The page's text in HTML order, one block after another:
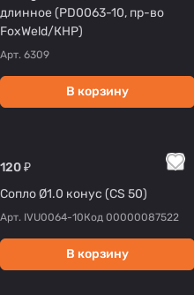
длинное (PD0063-10, пр-во
FoxWeld/КНР)
Арт. 6309
В корзину
120 ₽
Сопло Ø1.0 конус (CS 50)
Арт. IVU0064-10Код 00000087522
В корзину